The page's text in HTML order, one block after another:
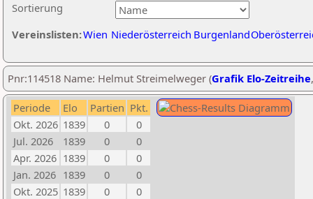
Sortierung
Vereinslisten:Wien Niederösterreich Burgenland
Pnr:114518 Name: Helmut Streimelweger (Grafik Elo-Zeitreihe
Periode Elo Partien Pkt.
Okt. 2026 1839 0
0
Jul. 2026
1839 0
0
Apr. 2026 1839 0
0
Jan. 2026 1839 0
0
Okt. 2025 1839 0
0